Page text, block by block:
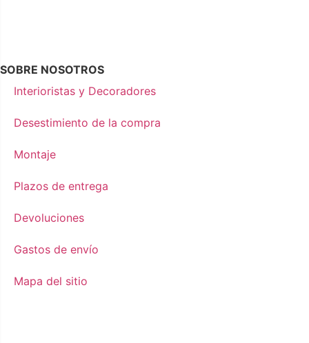
SOBRE NOSOTROS
Interioristas y Decoradores
Desestimiento de la compra
Montaje
Plazos de entrega
Devoluciones
Gastos de envío
Mapa del sitio